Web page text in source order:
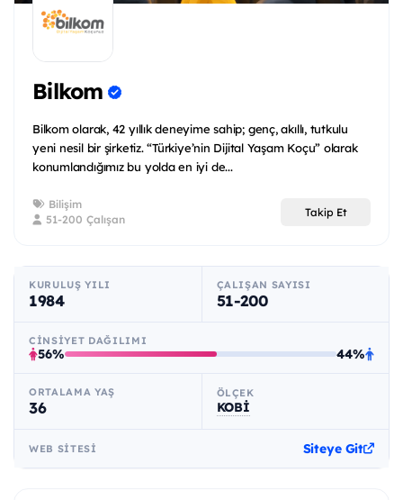
Bilkom
Bilkom olarak, 42 yıllık deneyime sahip; genç, akıllı, tutkulu
yeni nesil bir şirketiz. “Türkiye’nin Dijital Yaşam Koçu” olarak
konumlandığımız bu yolda en iyi de...
Bilişim
51-200 Çalışan
Takip Et
KURULUŞ YILI
1984
ÇALIŞAN SAYISI
51-200
CINSIYET DAĞILIMI
56% 44%
ORTALAMA YAŞ
36
ÖLÇEK
KOBİ
WEB SITESI Siteye Git